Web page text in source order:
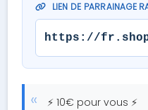
LIEN DE PARRAINAGE
https://
⚡ 10€ pour vous ⚡